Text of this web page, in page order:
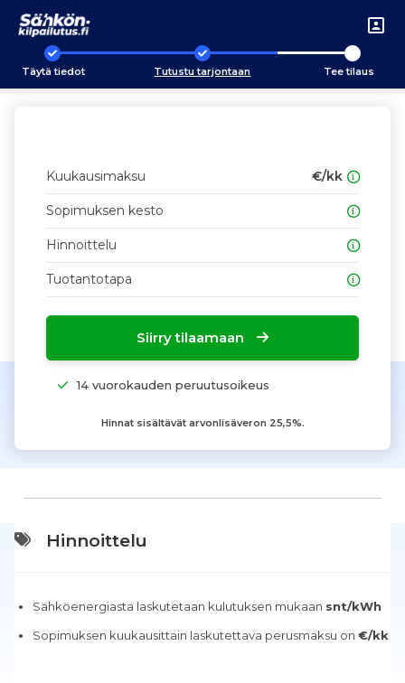
Täytä tiedot Tutustu tarjontaan Tee tilaus
Kuukausimaksu €/kk
Sopimuksen kesto
Hinnoittelu
Tuotantotapa
Siirry tilaamaan
14 vuorokauden peruutusoikeus
Hinnat sisältävät arvonlisäveron 25,5%.
Hinnoittelu
Sähköenergiasta laskutetaan kulutuksen mukaan snt/kWh
Sopimuksen kuukausittain laskutettava perusmaksu on €/kk